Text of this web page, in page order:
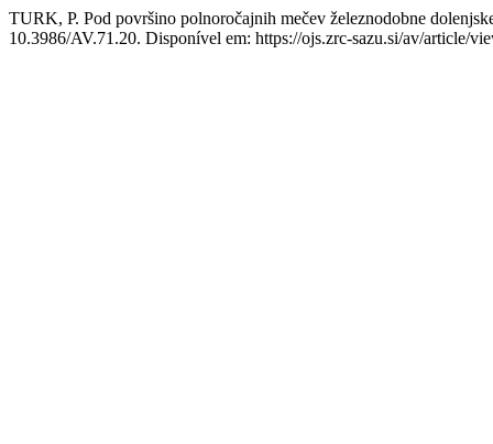
TURK, P. Pod površino polnoročajnih mečev železnodobne
10.3986/AV.71.20. Disponível em: https://ojs.zrc-sazu.si/av/article/